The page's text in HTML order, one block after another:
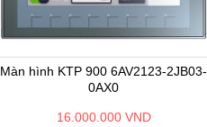
Màn hình KTP 900 6AV2123-2JB03-
0AX0
16.000.000 VND